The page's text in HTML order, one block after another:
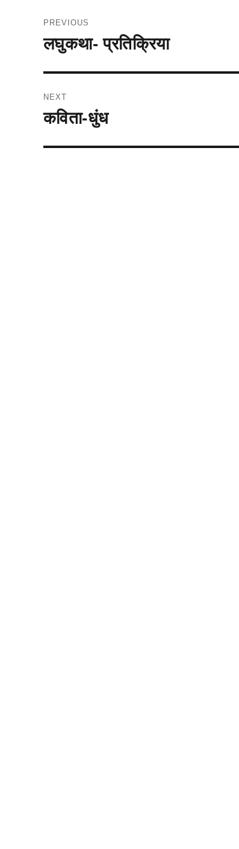
PREVIOUS
Previous
post:
लघुकथा- प्रतिक्रिया
NEXT
Next
कविता-धुंध